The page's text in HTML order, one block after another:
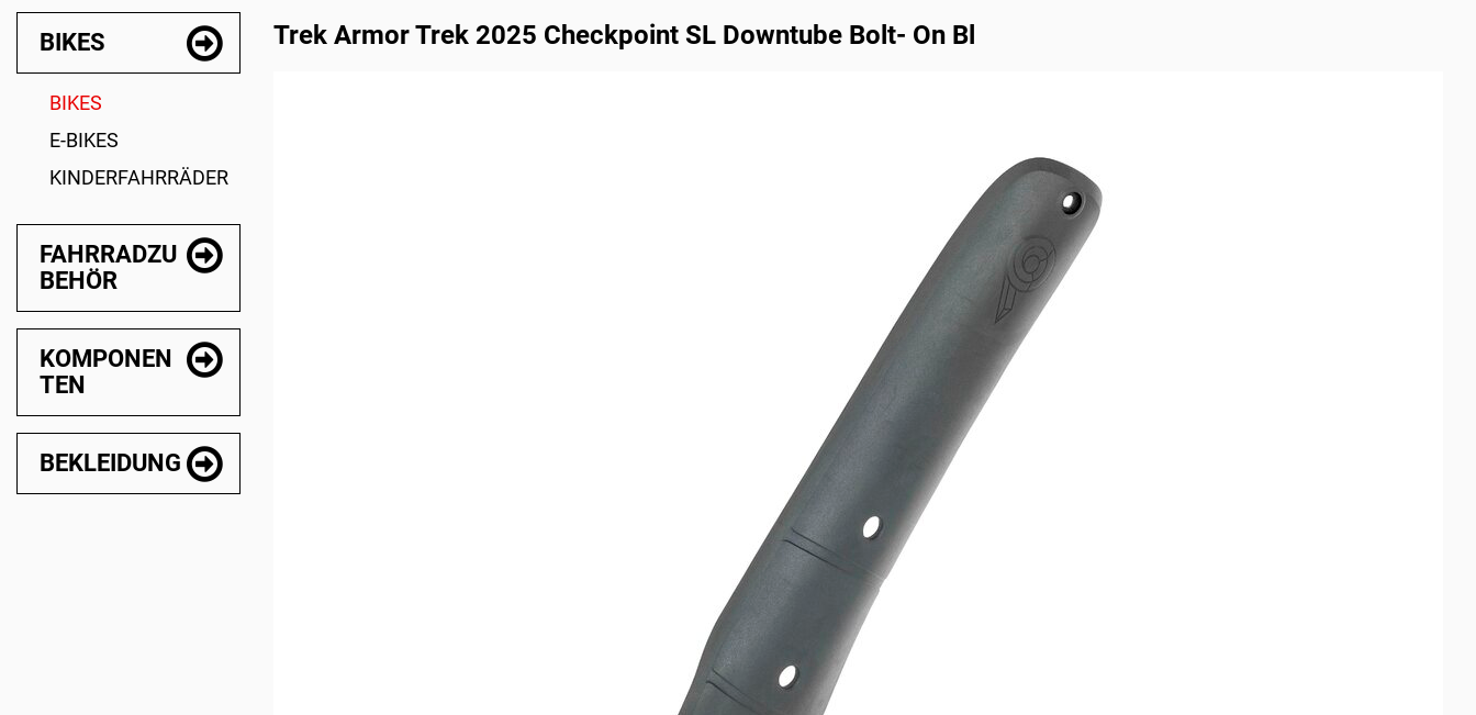
BIKES
BIKES
E-BIKES
KINDERFAHRRÄDER
FAHRRADZU
BEHÖR
KOMPONEN
TEN
BEKLEIDUNG
Trek Armor Trek 2025 Checkpoint SL Downtube Bolt- On Bl